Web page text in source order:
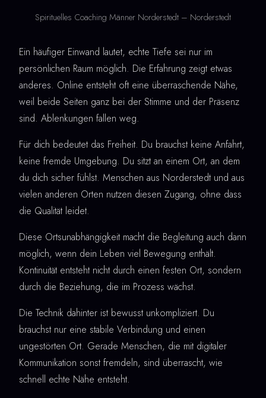
Spirituelles Coaching Männer Norderstedt – Norderstedt
Ein häufiger Einwand lautet, echte Tiefe sei nur im
persönlichen Raum möglich. Die Erfahrung zeigt etwas
anderes. Online entsteht oft eine überraschende Nähe,
weil beide Seiten ganz bei der Stimme und der Präsenz
sind. Ablenkungen fallen weg.
Für dich bedeutet das Freiheit. Du brauchst keine Anfahrt,
keine fremde Umgebung. Du sitzt an einem Ort, an dem
du dich sicher fühlst. Menschen aus Norderstedt und aus
vielen anderen Orten nutzen diesen Zugang, ohne dass
die Qualität leidet.
Diese Ortsunabhängigkeit macht die Begleitung auch dann
möglich, wenn dein Leben viel Bewegung enthält.
Kontinuität entsteht nicht durch einen festen Ort, sondern
durch die Beziehung, die im Prozess wächst.
Die Technik dahinter ist bewusst unkompliziert. Du
brauchst nur eine stabile Verbindung und einen
ungestörten Ort. Gerade Menschen, die mit digitaler
Kommunikation sonst fremdeln, sind überrascht, wie
schnell echte Nähe entsteht.